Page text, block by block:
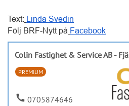
Anslutna
leverantörer